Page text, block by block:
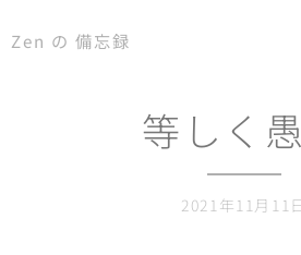
Zen の 備忘録
等しく
2021年11月11